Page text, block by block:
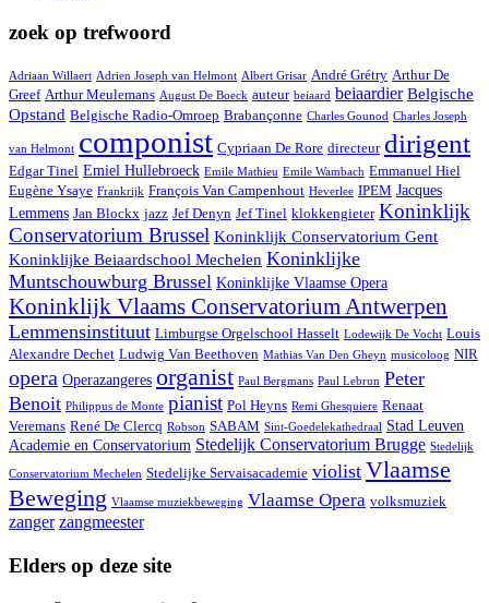
zoek op trefwoord
Adriaan Willaert Adrien Joseph van Helmont Albert Grisar André Grétry Arthur De
Greef Arthur Meulemans August De Boeck auteur beiaard beiaardier Belgische
Opstand Belgische Radio-Omroep Brabançonne Charles Gounod Charles Joseph
van Helmont componist Cypriaan De Rore directeur dirigent
Edgar Tinel Emiel Hullebroeck Emile Mathieu Emile Wambach Emmanuel Hiel
Eugène Ysaye Frankrijk François Van Campenhout Heverlee IPEM Jacques
Lemmens Jan Blockx jazz Jef Denyn Jef Tinel klokkengieter Koninklijk
Conservatorium Brussel Koninklijk Conservatorium Gent
Koninklijke Beiaardschool Mechelen Koninklijke
Muntschouwburg Brussel Koninklijke Vlaamse Opera
Koninklijk Vlaams Conservatorium Antwerpen
Lemmensinstituut Limburgse Orgelschool Hasselt Lodewijk De Vocht Louis
Alexandre Dechet Ludwig Van Beethoven Mathias Van Den Gheyn musicoloog NIR
opera Operazangeres organist Paul Bergmans Paul Lebrun Peter
Benoit Philippus de Monte pianist Pol Heyns Remi Ghesquiere Renaat
Veremans René De Clercq Robson SABAM Sint-Goedelekathedraal Stad Leuven
Academie en Conservatorium Stedelijk Conservatorium Brugge Stedelijk
Conservatorium Mechelen Stedelijke Servaisacademie violist Vlaamse
Beweging Vlaamse muziekbeweging Vlaamse Opera volksmuziek
zanger zangmeester
Elders op deze site